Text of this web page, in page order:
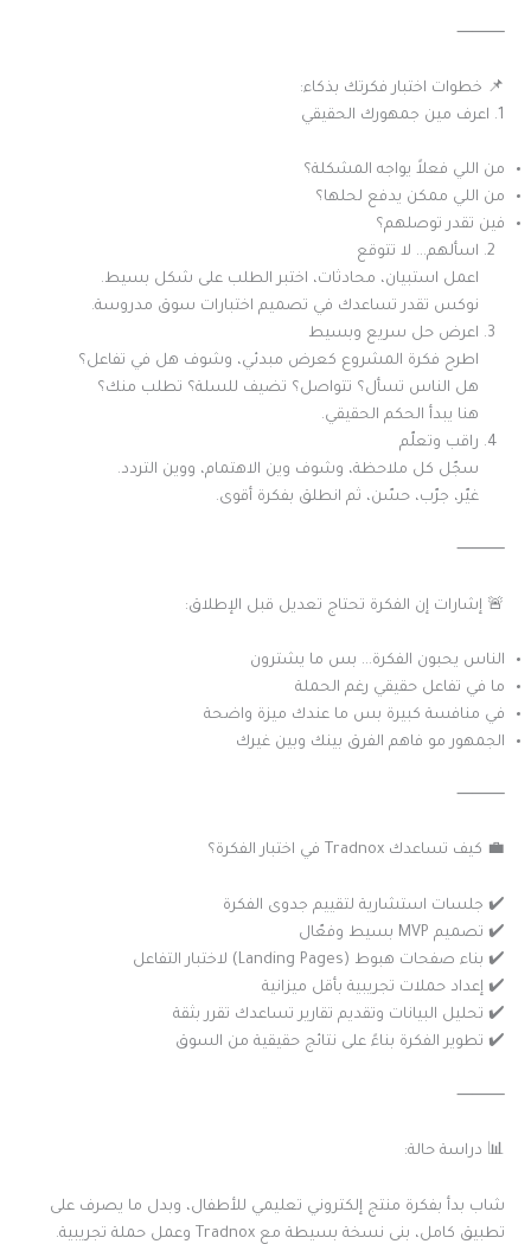
⸻
📌 خطوات اختبار فكرتك بذكاء:
1. اعرف مين جمهورك الحقيقي
من اللي فعلاً يواجه المشكلة؟
من اللي ممكن يدفع لحلها؟
فين تقدر توصلهم؟
اسألهم… لا تتوقع
اعمل استبيان، محادثات، اختبر الطلب على شكل بسيط.
نوكس تقدر تساعدك في تصميم اختبارات سوق مدروسة.
اعرض حل سريع وبسيط
اطرح فكرة المشروع كعرض مبدئي، وشوف هل في تفاعل؟
هل الناس تسأل؟ تتواصل؟ تضيف للسلة؟ تطلب منك؟
هنا يبدأ الحكم الحقيقي.
راقب وتعلّم
سجّل كل ملاحظة، وشوف وين الاهتمام، ووين التردد.
غيّر، جرّب، حسّن، ثم انطلق بفكرة أقوى.
⸻
🚨 إشارات إن الفكرة تحتاج تعديل قبل الإطلاق:
الناس يحبون الفكرة… بس ما يشترون
ما في تفاعل حقيقي رغم الحملة
في منافسة كبيرة بس ما عندك ميزة واضحة
الجمهور مو فاهم الفرق بينك وبين غيرك
⸻
💼 كيف تساعدك Tradnox في اختبار الفكرة؟
✔️ جلسات استشارية لتقييم جدوى الفكرة
✔️ تصميم MVP بسيط وفعّال
✔️ بناء صفحات هبوط (Landing Pages) لاختبار التفاعل
✔️ إعداد حملات تجريبية بأقل ميزانية
✔️ تحليل البيانات وتقديم تقارير تساعدك تقرر بثقة
✔️ تطوير الفكرة بناءً على نتائج حقيقية من السوق
⸻
📊 دراسة حالة:
شاب بدأ بفكرة منتج إلكتروني تعليمي للأطفال، وبدل ما يصرف على
تطبيق كامل، بنى نسخة بسيطة مع Tradnox وعمل حملة تجريبية.